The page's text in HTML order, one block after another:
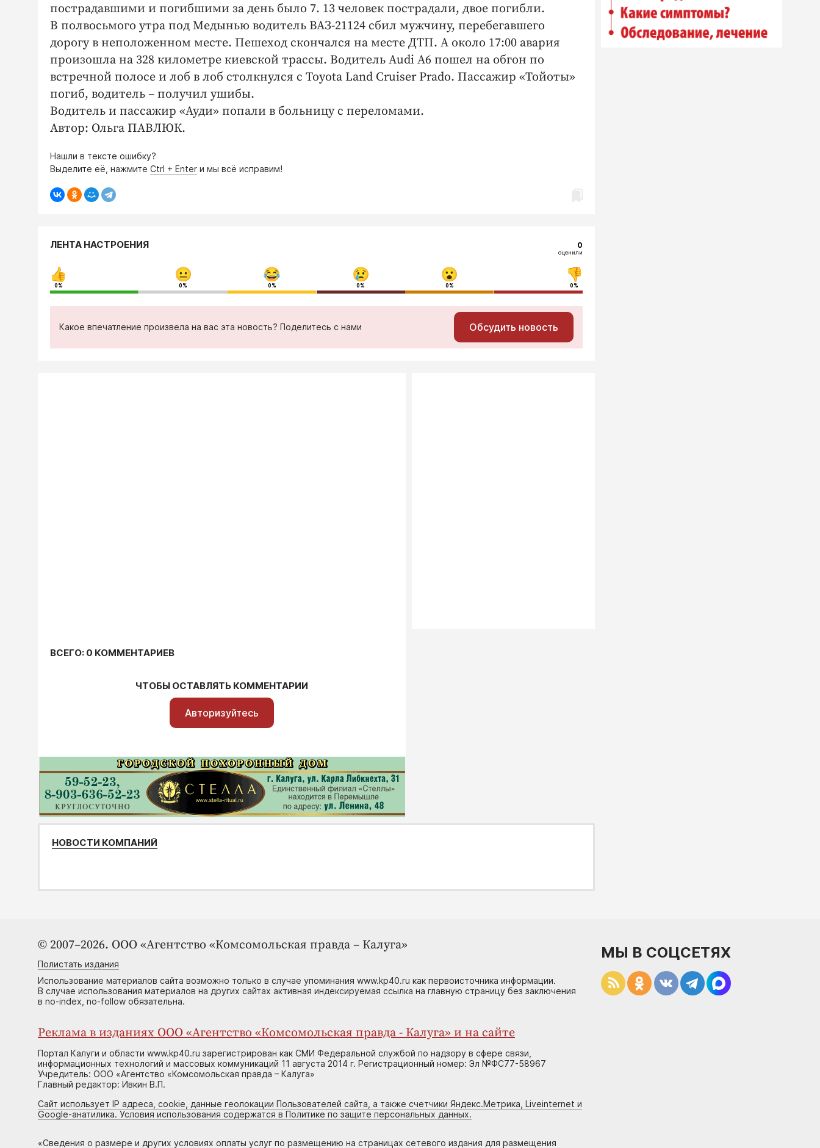
пострадавшими и погибшими за день было 7. 13 человек пострадали, двое погибли.
В полвосьмого утра под Медынью водитель ВАЗ-21124 сбил мужчину, перебегавшего
дорогу в неположенном месте. Пешеход скончался на месте ДТП. А около 17:00 авария
произошла на 328 километре киевской трассы. Водитель Audi А6 пошел на обгон по
встречной полосе и лоб в лоб столкнулся с Toyota Land Cruiser Prado. Пассажир «Тойоты»
погиб, водитель – получил ушибы.
Водитель и пассажир «Ауди» попали в больницу с переломами.
Автор: Ольга ПАВЛЮК.
Нашли в тексте ошибку?
Выделите её, нажмите Ctrl + Enter и мы всё исправим!
ЛЕНТА НАСТРОЕНИЯ 0
оценили
0% 0% 0% 0% 0% 0%
Какое впечатление произвела на вас эта новость? Поделитесь с нами Обсудить новость
ВСЕГО: 0 КОММЕНТАРИЕВ
ЧТОБЫ ОСТАВЛЯТЬ КОММЕНТАРИИ
Авторизуйтесь
НОВОСТИ КОМПАНИЙ
© 2007–2026. ООО «Агентство «Комсомольская правда – Калуга»
Полистать издания
Использование материалов сайта возможно только в случае упоминания www.kp40.ru как первоисточника информации.
В случае использования материалов на других сайтах активная индексируемая ссылка на главную страницу без заключения
в no-index, no-follow обязательна.
Реклама в изданиях ООО «Агентство «Комсомольская правда - Калуга» и на сайте
Портал Калуги и области www.kp40.ru зарегистрирован как СМИ Федеральной службой по надзору в сфере связи,
информационных технологий и массовых коммуникаций 11 августа 2014 г. Регистрационный номер: Эл №ФС77-58967
Учредитель: ООО «Агентство «Комсомольская правда – Калуга»
Главный редактор: Ивкин В.П.
Сайт использует IP адреса, cookie, данные геолокации Пользователей сайта, а также счетчики Яндекс.Метрика, Liveinternet и
Google-анатилика. Условия использования содержатся в Политике по защите персональных данных.
«Сведения о размере и других условиях оплаты услуг по размещению на страницах сетевого издания для размещения
МЫ В СОЦСЕТЯХ